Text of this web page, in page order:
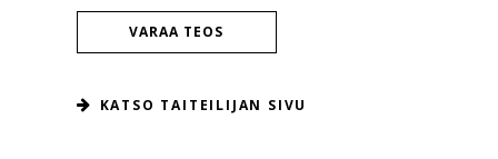
VARAA TEOS
KATSO TAITEILIJAN SIVU